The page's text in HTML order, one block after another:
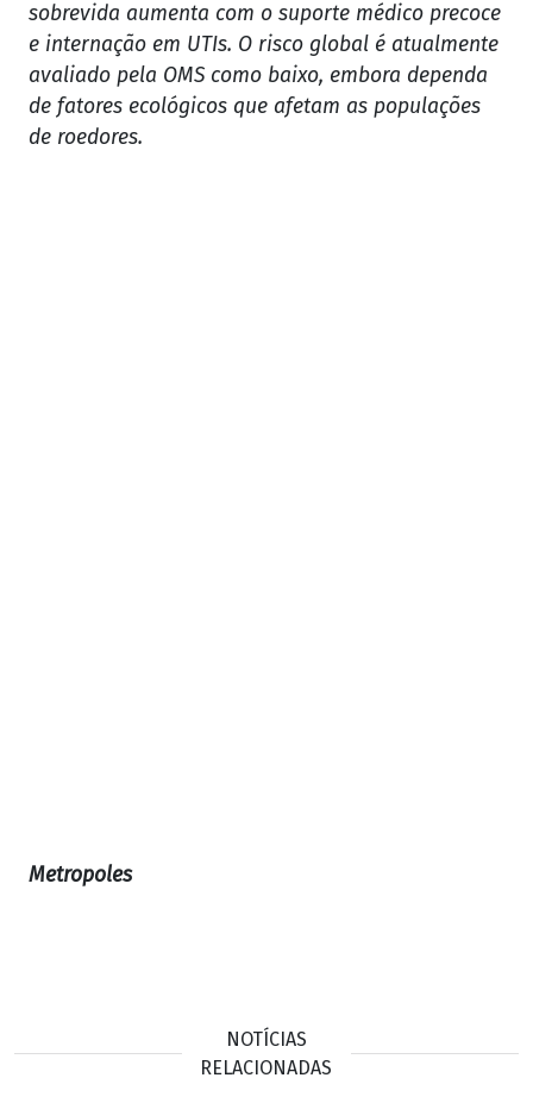
sobrevida aumenta com o suporte médico precoce
e internação em UTIs. O risco global é atualmente
avaliado pela OMS como baixo, embora dependa
de fatores ecológicos que afetam as populações
de roedores.
Metropoles
NOTÍCIAS
RELACIONADAS